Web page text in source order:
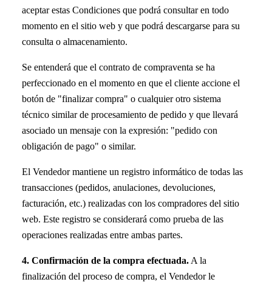
aceptar estas Condiciones que podrá consultar en todo
momento en el sitio web y que podrá descargarse para su
consulta o almacenamiento.
Se entenderá que el contrato de compraventa se ha
perfeccionado en el momento en que el cliente accione el
botón de "finalizar compra" o cualquier otro sistema
técnico similar de procesamiento de pedido y que llevará
asociado un mensaje con la expresión: "pedido con
obligación de pago" o similar.
El Vendedor mantiene un registro informático de todas las
transacciones (pedidos, anulaciones, devoluciones,
facturación, etc.) realizadas con los compradores del sitio
web. Este registro se considerará como prueba de las
operaciones realizadas entre ambas partes.
4. Confirmación de la compra efectuada.A la
finalización del proceso de compra, el Vendedor le